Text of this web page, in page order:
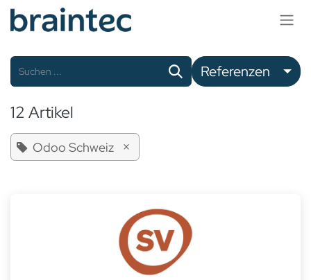
Zum Inhalt springen
Referenzen
12 Artikel
Odoo Schweiz ×